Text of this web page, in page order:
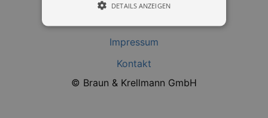
Impressum
Kontakt
© Braun & Krellmann GmbH
DETAILS ANZEIGEN
grundlegenden Funktionen unserer Webseite